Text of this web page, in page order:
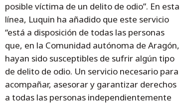
posible víctima de un delito de odio”. En esta
línea, Luquin ha añadido que este servicio
“está a disposición de todas las personas
que, en la Comunidad autónoma de Aragón,
hayan sido susceptibles de sufrir algún tipo
de delito de odio. Un servicio necesario para
acompañar, asesorar y garantizar derechos
a todas las personas independientemente